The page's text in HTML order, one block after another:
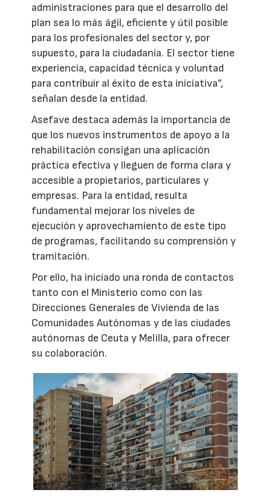
administraciones para que el desarrollo del
plan sea lo más ágil, eficiente y útil posible
para los profesionales del sector y, por
supuesto, para la ciudadanía. El sector tiene
experiencia, capacidad técnica y voluntad
para contribuir al éxito de esta iniciativa”,
señalan desde la entidad.
Asefave destaca además la importancia de
que los nuevos instrumentos de apoyo a la
rehabilitación consigan una aplicación
práctica efectiva y lleguen de forma clara y
accesible a propietarios, particulares y
empresas. Para la entidad, resulta
fundamental mejorar los niveles de
ejecución y aprovechamiento de este tipo
de programas, facilitando su comprensión y
tramitación.
Por ello, ha iniciado una ronda de contactos
tanto con el Ministerio como con las
Direcciones Generales de Vivienda de las
Comunidades Autónomas y de las ciudades
autónomas de Ceuta y Melilla, para ofrecer
su colaboración.